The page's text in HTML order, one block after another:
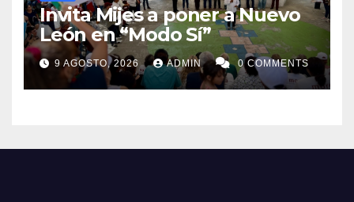
Invita Mijes a poner a Nuevo
León en “Modo Sí”
9 AGOSTO, 2026 ADMIN 0 COMMENTS